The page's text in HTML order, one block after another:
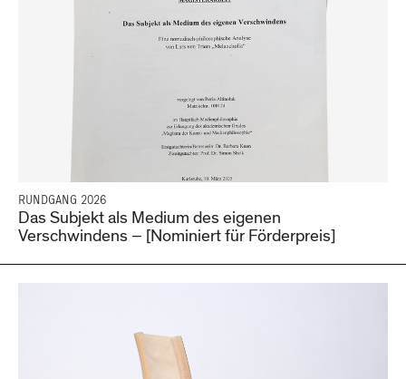
RUNDGANG 2026
Das Subjekt als Medium des eigenen
Verschwindens – [Nominiert für Förderpreis]